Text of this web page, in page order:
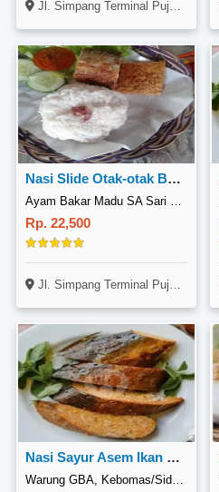
Jl. Simpang Terminal Pujasera TPG 2, Kel. Randuagung, Kec. Kebomas, GKB. Kab. Gresik
Nasi Slide Otak-otak Bandeng Goreng
Ayam Bakar Madu SA Sari Rasa, GKB Kebomas Gresik
Rp. 22,500
Jl. Simpang Terminal Pujasera TPG 2, Kel. Randuagung, Kec. Kebomas, GKB. Kab. Gresik
Nasi Sayur Asem Ikan Otak-otak Bandeng